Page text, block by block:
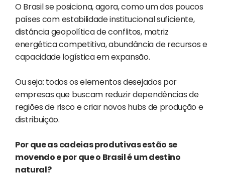
O Brasil se posiciona, agora, como um dos poucos
países com estabilidade institucional suficiente,
distância geopolítica de conflitos, matriz
energética competitiva, abundância de recursos e
capacidade logística em expansão.
Ou seja: todos os elementos desejados por
empresas que buscam reduzir dependências de
regiões de risco e criar novos hubs de produção e
distribuição.
Por que as cadeias produtivas estão se
movendo e por que o Brasil é um destino
natural?